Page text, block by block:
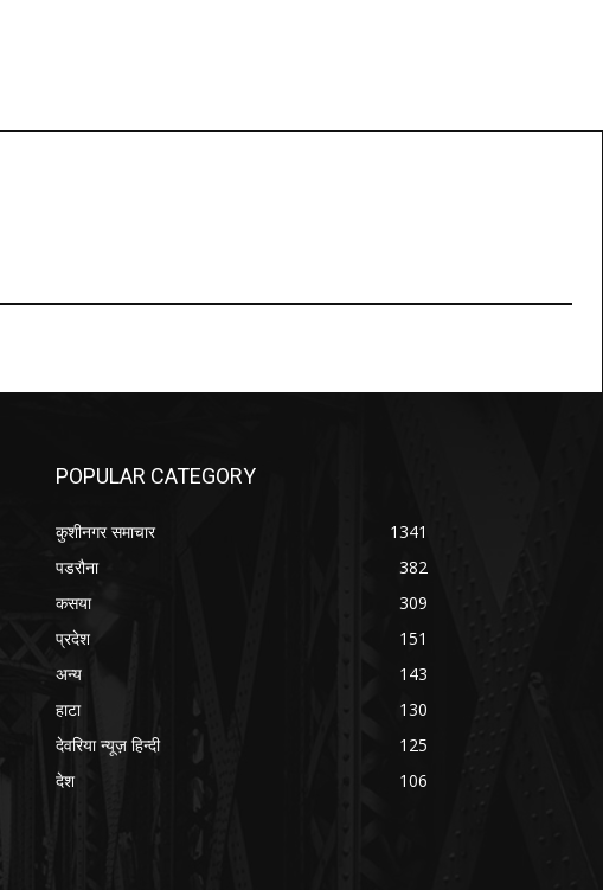
POPULAR CATEGORY
कुशीनगर समाचार
1341
पडरौना
382
कसया
309
प्रदेश
151
अन्य
143
हाटा
130
देवरिया न्यूज़ हिन्दी
125
देश
106